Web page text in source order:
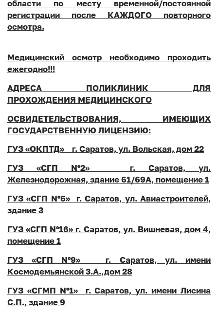
области по месту временной/постоянной
регистрации после КАЖДОГО повторного
осмотра.
Медицинский осмотр необходимо проходить
ежегодно!!!
АДРЕСА ПОЛИКЛИНИК ДЛЯ
ПРОХОЖДЕНИЯ МЕДИЦИНСКОГО
ОСВИДЕТЕЛЬСТВОВАНИЯ, ИМЕЮЩИХ
ГОСУДАРСТВЕННУЮ ЛИЦЕНЗИЮ:
ГУЗ «ОКПТД» г. Саратов, ул. Вольская, дом 22
ГУЗ «СГП Nº2» г. Саратов, ул.
Железнодорожная, здание 61/69А, помещение 1
ГУЗ «СГП Nº6» г. Саратов, ул. Авиастроителей,
здание 3
ГУЗ «СГП Nº16» г. Саратов, ул. Вишневая, дом 4,
помещение 1
ГУЗ «СГП Nº9» г. Саратов, ул. имени
Космодемьянской 3.А.,дом 28
ГУЗ «СГМП Nº1» г. Саратов, ул. имени Лисина
С.П., здание 9